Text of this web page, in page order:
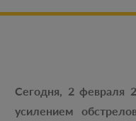
Сегодня, 2 февраля
усилением